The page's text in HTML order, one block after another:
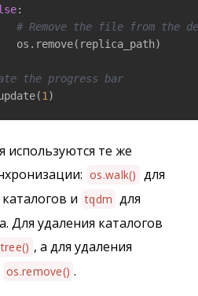
:
# Remove the file from the
os.remove(replica_path)
the progress bar
1)
используются те же
os.walk() для
и tqdm для
Для удаления каталогов
, а для удаления
os.remove() .